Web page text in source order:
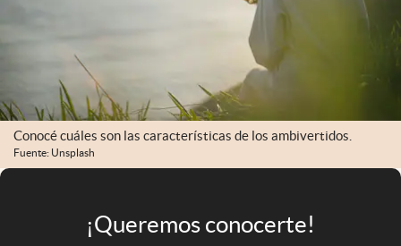
Mediakit
abre en nueva pestaña
Argentina
Conocé cuáles son las características de los ambivertidos.
Fuente: Unsplash
¡Queremos conocerte!